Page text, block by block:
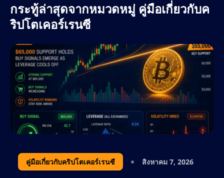
กระทู้ล่าสุดจากหมวดหมู่ คู่มือเกี่ยวกับค
ริปโตเคอร์เรนซี
คู่มือเกี่ยวกับคริปโตเคอร์เรนซี สิงหาคม 7, 2026